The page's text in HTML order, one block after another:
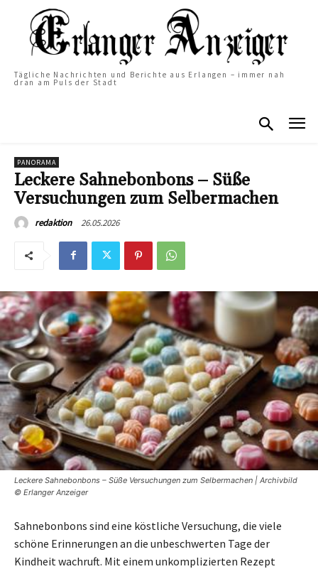
Tägliche Nachrichten und Berichte aus Erlangen – immer nah
dran am Puls der Stadt
PANORAMA
Leckere Sahnebonbons – Süße
Versuchungen zum Selbermachen
redaktion 26.05.2026
Leckere Sahnebonbons – Süße Versuchungen zum Selbermachen | Archivbild
© Erlanger Anzeiger
Sahnebonbons sind eine köstliche Versuchung, die viele
schöne Erinnerungen an die unbeschwerten Tage der
Kindheit wachruft. Mit einem unkomplizierten Rezept